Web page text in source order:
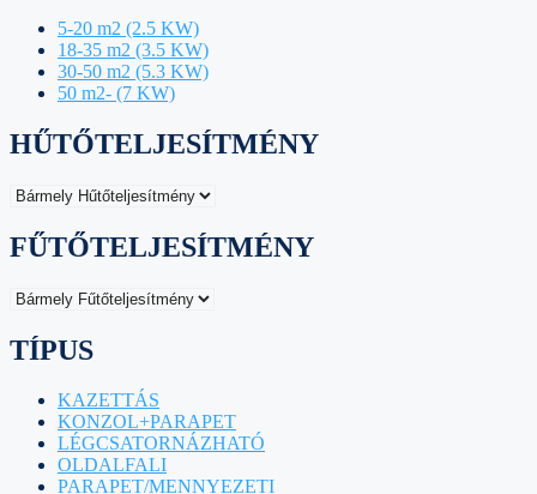
5-20 m2 (2.5 KW)
18-35 m2 (3.5 KW)
30-50 m2 (5.3 KW)
50 m2- (7 KW)
HŰTŐTELJESÍTMÉNY
FŰTŐTELJESÍTMÉNY
TÍPUS
KAZETTÁS
KONZOL+PARAPET
LÉGCSATORNÁZHATÓ
OLDALFALI
PARAPET/MENNYEZETI